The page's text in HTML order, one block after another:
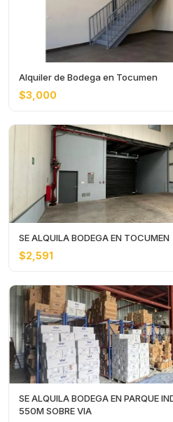
Alquiler de Bodega en Tocumen
$3,000
SE ALQUILA BODEGA EN TOCUMEN
$2,591
SE ALQUILA BODEGA EN PARQUE
550M SOBRE VIA